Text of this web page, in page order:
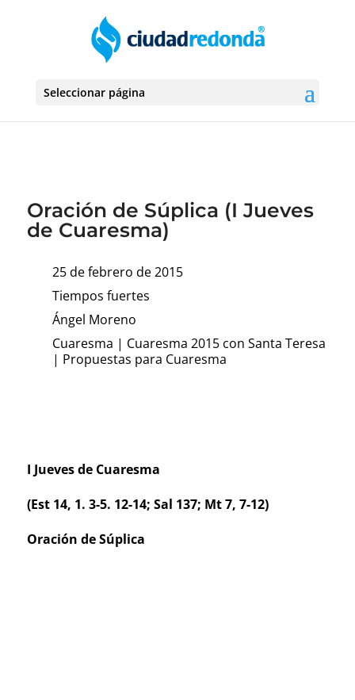
Seleccionar página
Oración de Súplica (I Jueves
de Cuaresma)
25 de febrero de 2015
Tiempos fuertes
Ángel Moreno
Cuaresma | Cuaresma 2015 con Santa Teresa
| Propuestas para Cuaresma
I Jueves de Cuaresma
(Est 14, 1. 3-5. 12-14; Sal 137; Mt 7, 7-12)
Oración de Súplica